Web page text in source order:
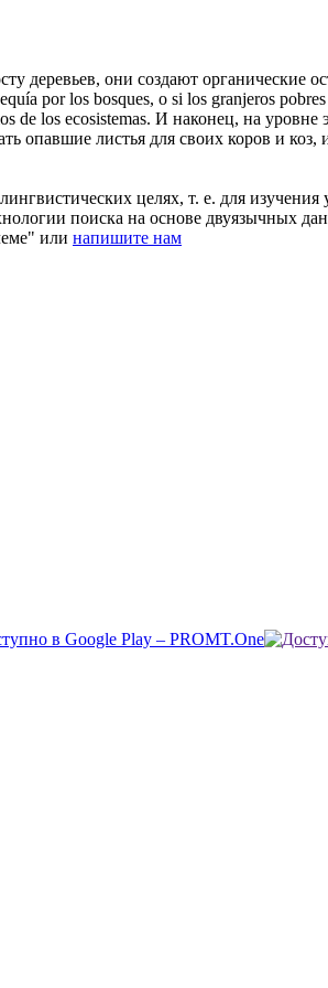
деревьев, они создают органические
por los bosques, o si los granjeros
de los ecosistemas. И наконец, на уровне
опавшие листья для своих коров и
целях, т. е. для
поиска на основе двуязычных
или напишите нам